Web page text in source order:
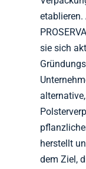
etablieren.
sie sich
herstellt
dem Ziel,